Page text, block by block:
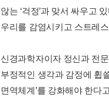
않는 ‘걱정’과 맞서 싸우고
우리를 감염시키고 스트레
신경과학자이자 정신과 전
부정적인 생각과 감정에 휩
면역체계’를 강화해야 한다